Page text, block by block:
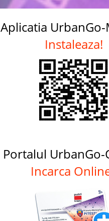
Aplicatia
Instaleaza!
Portalul UrbanGo-
Incarca